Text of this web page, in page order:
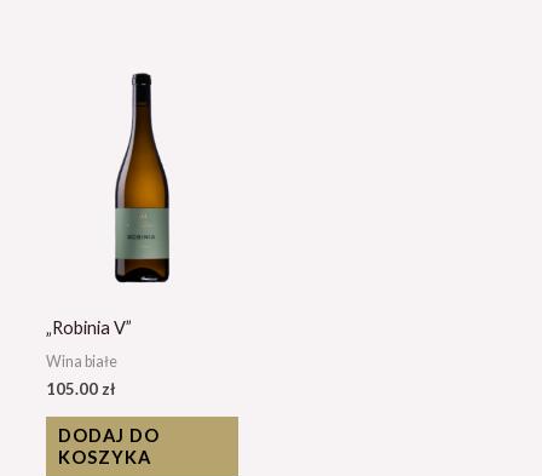
„Robinia V”
Wina białe
105.00zł
DODAJ DO
KOSZYKA